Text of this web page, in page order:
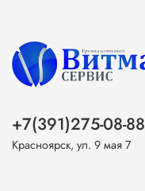
+7(391)275-08-88
Красноярск, ул. 9 мая 7